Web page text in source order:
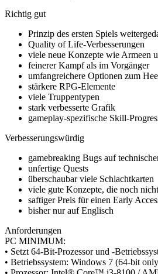
Richtig gut
Prinzip des ersten Spiels
Quality of Life-Verbesserungen
viele neue Konzepte wie Armeen
feinerer Kampf als im Vorgänger
umfangreichere Optionen zum
stärkere RPG-Elemente
viele Truppentypen
stark verbesserte Grafik
gameplay-spezifische Skill-
Verbesserungswürdig
gamebreaking Bugs auf
unfertige Quests
überschaubar viele Schlachtkarten
viele gute Konzepte, die noch
saftiger Preis für einen Early
bisher nur auf Englisch
Anforderungen
PC MINIMUM:
• Setzt 64-Bit-Prozessor und -
• Betriebssystem: Windows 7 (64-bit